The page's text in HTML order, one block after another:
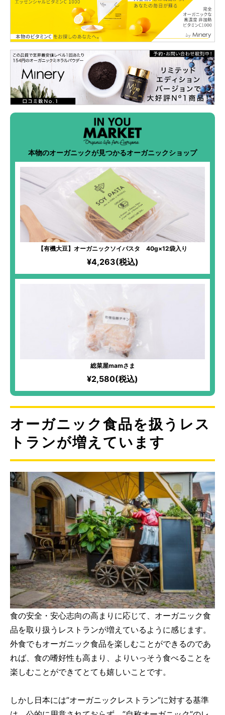
本物のオーガニックが見つかるオーガニックショップ
【有機大豆】オーガニックソイパスタ 40g×12袋入り
¥4,263(税込)
総菜屋mamさま
¥2,580(税込)
オーガニック食品を扱うレス
トランが増えています
食の安全・安心志向の高まりに応じて、オーガニック食
品を取り扱うレストランが増えているように感じます。
外食でもオーガニック食品を楽しむことができるのであ
れば、食の嗜好性も高まり、よりいっそう食べることを
楽しむことができてとても嬉しいことです。
しかし日本には”オーガニックレストラン”に対する基準